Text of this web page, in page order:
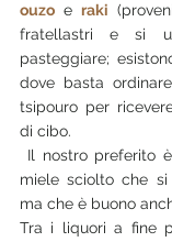
ouzo e raki
fratellastri e si
pasteggiare;
dove basta
tsipouro per
di cibo.
Il nostro preferito
miele sciolto che
ma che è buono